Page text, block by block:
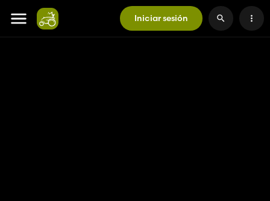
Iniciar sesión